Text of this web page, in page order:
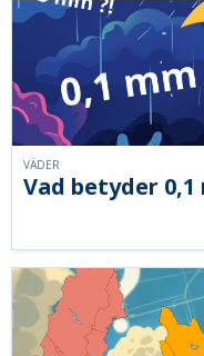
Vad betyder
VÄDER